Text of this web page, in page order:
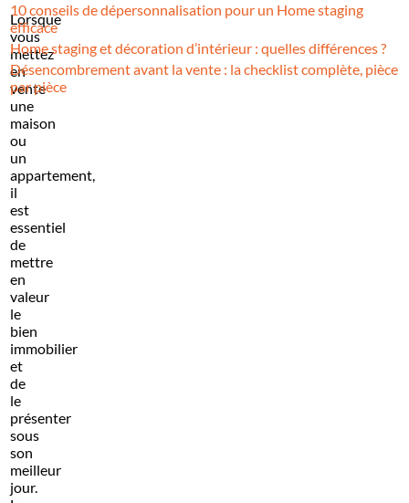
Lorsque
vous
mettez
en
vente
une
maison
ou
un
appartement,
il
est
essentiel
de
mettre
en
valeur
le
bien
immobilier
et
de
le
présenter
sous
son
meilleur
jour.
10 conseils de dépersonnalisation pour un Home staging
efficace
Home staging et décoration d’intérieur : quelles différences ?
Désencombrement avant la vente : la checklist complète, pièce
par pièce